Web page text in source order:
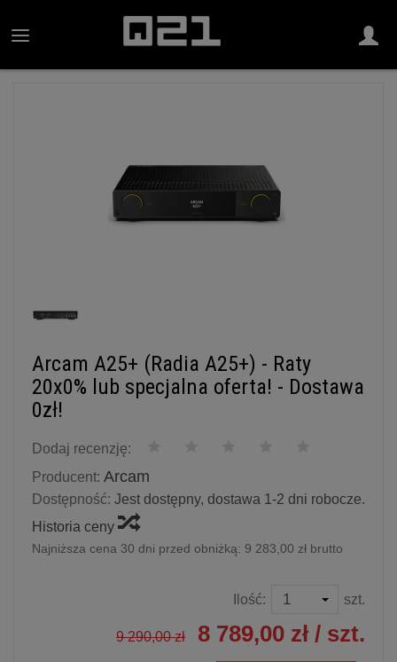
Arcam A25+ (Radia A25+) - Raty
20x0% lub specjalna oferta! - Dostawa
0zł!
Dodaj recenzję:
Producent: Arcam
Dostępność: Jest dostępny, dostawa 1-2 dni robocze.
Historia ceny
Najniższa cena 30 dni przed obniżką: 9 283,00 zł brutto
Ilość: szt.
9 290,00 zł 8 789,00 zł / szt.